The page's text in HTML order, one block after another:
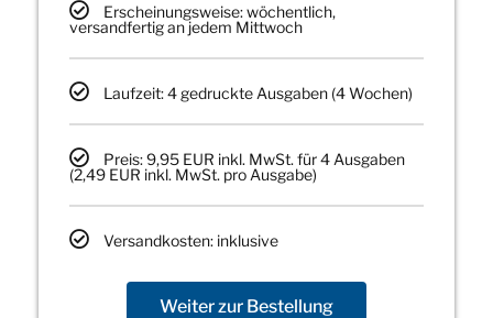
Erscheinungsweise: wöchentlich,
versandfertig an jedem Mittwoch
Laufzeit: 4 gedruckte Ausgaben (4 Wochen)
Preis: 9,95 EUR inkl. MwSt. für 4 Ausgaben
(2,49 EUR inkl. MwSt. pro Ausgabe)
Versandkosten: inklusive
Weiter zur Bestellung